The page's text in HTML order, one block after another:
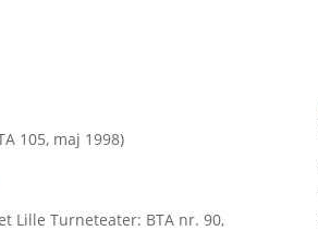
105, maj 1998)
Lille Turneteater: BTA nr. 90,